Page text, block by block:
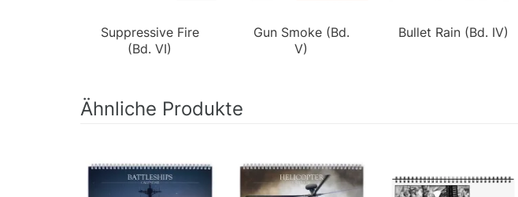
Suppressive Fire
(Bd. VI)
Gun Smoke (Bd.
V)
Bullet Rain (Bd. IV)
Ähnliche Produkte